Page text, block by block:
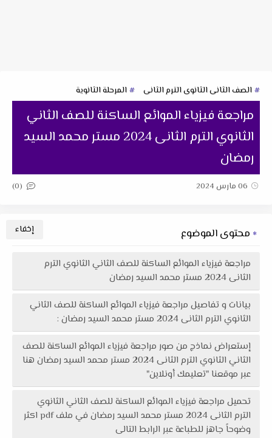
الصف الثانى الثانوى الترم الثانى المرحلة الثانوية
مراجعة فيزياء الموائع الساكنة للصف الثاني
الثانوي الترم الثانى 2024 مستر محمد السيد
رمضان
06 مارس 2024 (0)
محتوى الموضوع
مراجعة فيزياء الموائع الساكنة للصف الثاني الثانوي الترم
الثانى 2024 مستر محمد السيد رمضان
بيانات و تفاصيل مراجعة فيزياء الموائع الساكنة للصف الثاني
الثانوي الترم الثانى 2024 مستر محمد السيد رمضان :
إستعراض نماذج من صور مراجعة فيزياء الموائع الساكنة للصف
الثاني الثانوي الترم الثانى 2024 مستر محمد السيد رمضان هنا
عبر موقعنا "تعليمك أونلاين"
تحميل مراجعة فيزياء الموائع الساكنة للصف الثاني الثانوي
الترم الثانى 2024 مستر محمد السيد رمضان في ملف pdf اكثر
وضوحاً جاهز للطباعة عبر الرابط التالى